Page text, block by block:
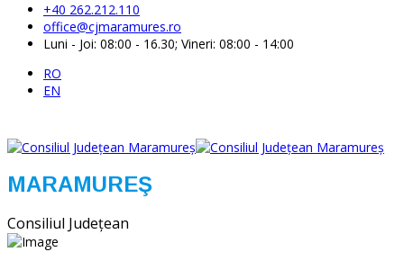
+40 262.212.110
office@cjmaramures.ro
Luni - Joi: 08:00 - 16.30; Vineri: 08:00 - 14:00
RO
EN
MARAMUREŞ
Consiliul Judeţean